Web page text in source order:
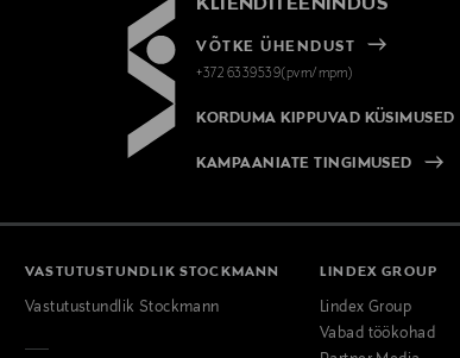
KLIENDITEENINDUS
VÕTKE ÜHENDUST
+372 6339539(pvm/mpm)
KORDUMA KIPPUVAD KÜSIMUSED
KAMPAANIATE TINGIMUSED
VASTUTUSTUNDLIK STOCKMANN
Vastutustundlik Stockmann
LINDEX GROUP
Lindex Group
Vabad töökohad